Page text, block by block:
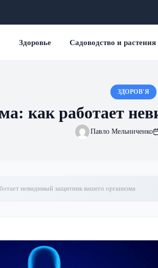
Здоровье Садоводство и растения
ЗДОРОВ'Я
как работает
Павло Мельниченко
невидимый защитник вашего организма